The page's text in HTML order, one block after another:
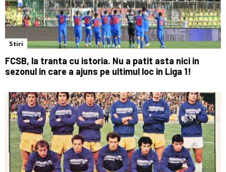
Stiri
FCSB, la tranta cu istoria. Nu a patit asta nici in
sezonul in care a ajuns pe ultimul loc in Liga 1!